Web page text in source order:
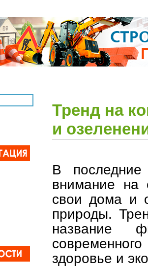
Тренд на
и
В
внимание на
свои дома и
природы.
название
здоровье и